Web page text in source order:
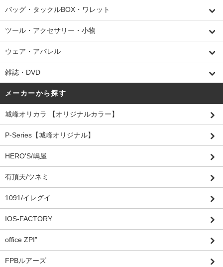
バッグ・タックルBOX・ワレット
ツール・アクセサリー・小物
ウェア・アパレル
雑誌・DVD
メーカーから探す
城峰オリカラ 【オリジナルカラー】
P-Series【城峰オリジナル】
HERO'S/嶋屋
有頂天/ツネミ
1091/イレグイ
IOS-FACTORY
office ZPI”
FPBルアーズ